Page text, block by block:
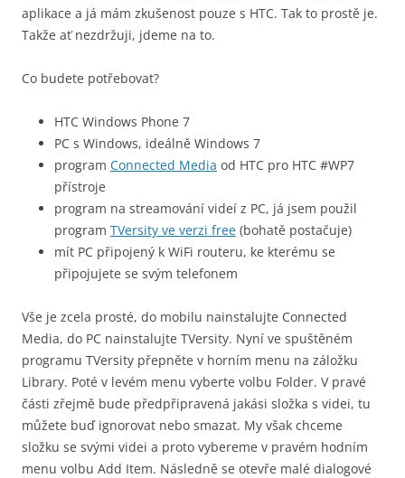
aplikace a já mám zkušenost pouze s HTC. Tak to prostě je.
Takže ať nezdržuji, jdeme na to.
Co budete potřebovat?
HTC Windows Phone 7
PC s Windows, ideálně Windows 7
program Connected Media od HTC pro HTC #WP7
přístroje
program na streamování videí z PC, já jsem použil
program TVersity ve verzi free (bohatě postačuje)
mít PC připojený k WiFi routeru, ke kterému se
připojujete se svým telefonem
Vše je zcela prosté, do mobilu nainstalujte Connected
Media, do PC nainstalujte TVersity. Nyní ve spuštěném
programu TVersity přepněte v horním menu na záložku
Library. Poté v levém menu vyberte volbu Folder. V pravé
části zřejmě bude předpřipravená jakási složka s videi, tu
můžete buď ignorovat nebo smazat. My však chceme
složku se svými videi a proto vybereme v pravém hodním
menu volbu Add Item. Následně se otevře malé dialogové